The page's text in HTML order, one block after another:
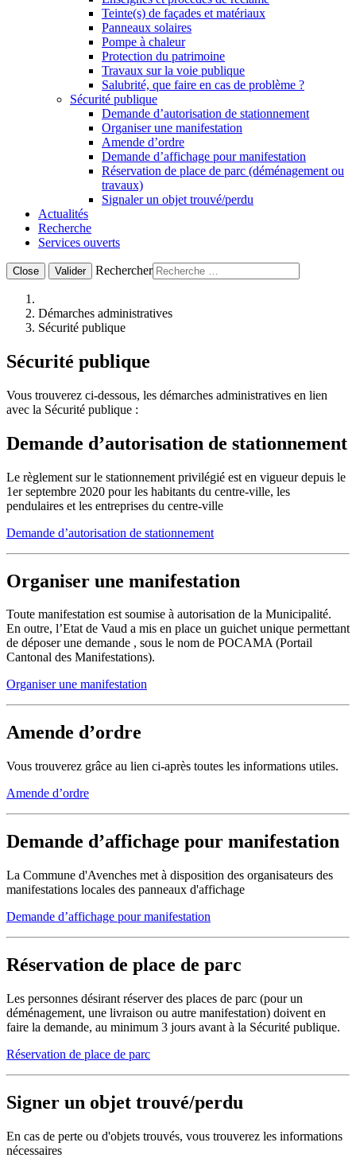
Teinte(s) de façades et matériaux
Panneaux solaires
Pompe à chaleur
Protection du patrimoine
Travaux sur la voie publique
Salubrité, que faire en cas de problème ?
Sécurité publique
Demande d’autorisation de stationnement
Organiser une manifestation
Amende d’ordre
Demande d’affichage pour manifestation
Réservation de place de parc (déménagement ou
travaux)
Signaler un objet trouvé/perdu
Actualités
Recherche
Services ouverts
Close Valider Rechercher
Démarches administratives
Sécurité publique
Sécurité publique
Vous trouverez ci-dessous, les démarches administratives en lien
avec la Sécurité publique :
Demande d’autorisation de stationnement
Le règlement sur le stationnement privilégié est en vigueur depuis le
1er septembre 2020 pour les habitants du centre-ville, les
pendulaires et les entreprises du centre-ville
Demande d’autorisation de stationnement
Organiser une manifestation
Toute manifestation est soumise à autorisation de la Municipalité.
En outre, l’Etat de Vaud a mis en place un guichet unique permettant
de déposer une demande , sous le nom de POCAMA (Portail
Cantonal des Manifestations).
Organiser une manifestation
Amende d’ordre
Vous trouverez grâce au lien ci-après toutes les informations utiles.
Amende d’ordre
Demande d’affichage pour manifestation
La Commune d'Avenches met à disposition des organisateurs des
manifestations locales des panneaux d'affichage
Demande d’affichage pour manifestation
Réservation de place de parc
Les personnes désirant réserver des places de parc (pour un
déménagement, une livraison ou autre manifestation) doivent en
faire la demande, au minimum 3 jours avant à la Sécurité publique.
Réservation de place de parc
Signer un objet trouvé/perdu
En cas de perte ou d'objets trouvés, vous trouverez les informations
nécessaires